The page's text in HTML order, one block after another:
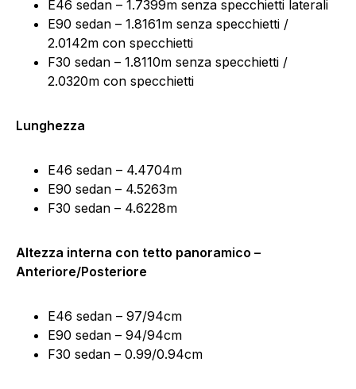
E46 sedan – 1.7399m senza specchietti laterali
E90 sedan – 1.8161m senza specchietti /
2.0142m con specchietti
F30 sedan – 1.8110m senza specchietti /
2.0320m con specchietti
Lunghezza
E46 sedan – 4.4704m
E90 sedan – 4.5263m
F30 sedan – 4.6228m
Altezza interna con tetto panoramico –
Anteriore/Posteriore
E46 sedan – 97/94cm
E90 sedan – 94/94cm
F30 sedan – 0.99/0.94cm